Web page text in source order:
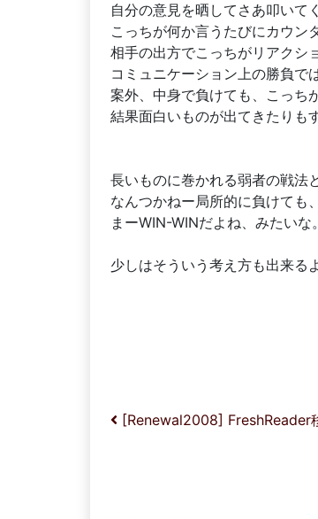
自分の意見を晒してさあ叩いて
こっちが何か言うたびにカウン
相手の出方でこっちがリアクシ
コミュニケーション上の勝負で
案外、中身で負けても、こっち
結果面白いものが出てきたりも
長いものに巻かれる弱者の戦法
なんつかねー局所的に負けても
まーWIN-WINだよね、みたいな。
少しはそういう考え方も出来る
投稿ナビゲー
[Renewal2008] FreshReader